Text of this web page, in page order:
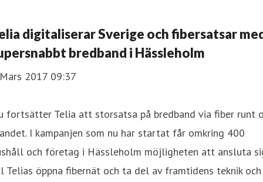
digitaliserar Sverige och fibersatsar
bredband i Hässleholm
2017 09:37
fortsätter Telia att storsatsa på bredband via fiber runt
I kampanjen som nu har startat får omkring 400
och företag i Hässleholm möjligheten att ansluta
Telias öppna fibernät och ta del av framtidens teknik och